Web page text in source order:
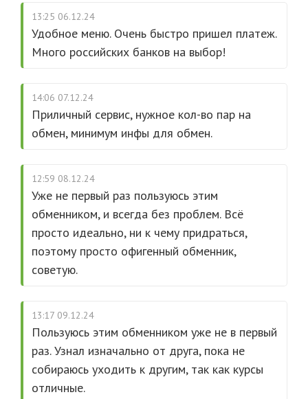
13:25 06.12.24
Удобное меню. Очень быстро пришел платеж.
Много российских банков на выбор!
14:06 07.12.24
Приличный сервис, нужное кол-во пар на
обмен, минимум инфы для обмен.
12:59 08.12.24
Уже не первый раз пользуюсь этим
обменником, и всегда без проблем. Всё
просто идеально, ни к чему придраться,
поэтому просто офигенный обменник,
советую.
13:17 09.12.24
Пользуюсь этим обменником уже не в первый
раз. Узнал изначально от друга, пока не
собираюсь уходить к другим, так как курсы
отличные.